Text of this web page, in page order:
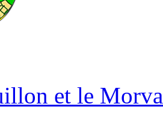
et le